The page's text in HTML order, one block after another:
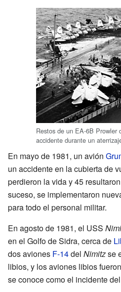
Restos de un EA-6B Prowler
accidente durante un
En mayo de 1981, un avión
un accidente en la cubierta de
perdieron la vida y 45
suceso, se implementaron
para todo el personal militar.
En agosto de 1981, el USS
en el Golfo de Sidra, cerca de
dos aviones F-14del Nimitzse
libios, y los aviones libios
se conoce como el incidente